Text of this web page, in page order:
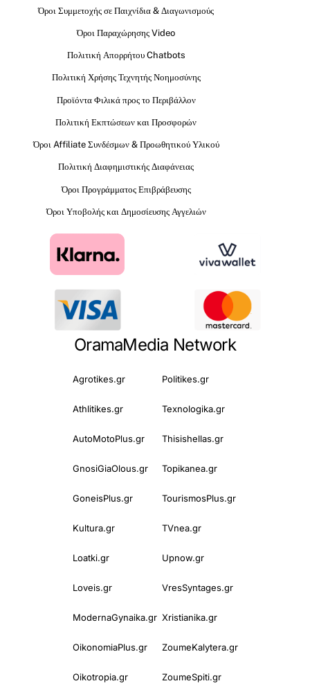
Όροι Συμμετοχής σε Παιχνίδια & Διαγωνισμούς
Όροι Παραχώρησης Video
Πολιτική Απορρήτου Chatbots
Πολιτική Χρήσης Τεχνητής Νοημοσύνης
Προϊόντα Φιλικά προς το Περιβάλλον
Πολιτική Εκπτώσεων και Προσφορών
Όροι Affiliate Συνδέσμων & Προωθητικού Υλικού
Πολιτική Διαφημιστικής Διαφάνειας
Όροι Προγράμματος Επιβράβευσης
Όροι Υποβολής και Δημοσίευσης Αγγελιών
OramaMedia Network
Agrotikes.gr Politikes.gr
Athlitikes.gr Texnologika.gr
AutoMotoPlus.gr Thisishellas.gr
GnosiGiaOlous.gr Topikanea.gr
GoneisPlus.gr TourismosPlus.gr
Kultura.gr TVnea.gr
Loatki.gr Upnow.gr
Loveis.gr VresSyntages.gr
ModernaGynaika.gr Xristianika.gr
OikonomiaPlus.gr ZoumeKalytera.gr
Oikotropia.gr ZoumeSpiti.gr